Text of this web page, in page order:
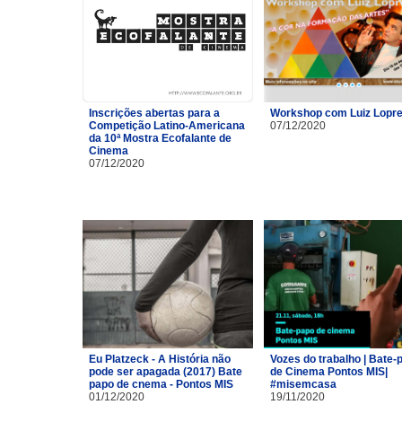
Inscrições abertas para a
Competição Latino-Americana
da 10ª Mostra Ecofalante de
Cinema
07/12/2020
Workshop com Luiz
07/12/2020
Eu Platzeck - A História não
pode ser apagada (2017) Bate
papo de cnema - Pontos MIS
01/12/2020
Vozes do trabalho | Bate-
de Cinema Pontos MIS|
#misemcasa
19/11/2020